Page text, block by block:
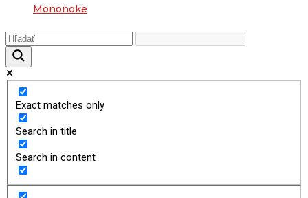
Mononoke
Exact matches only
Search in title
Search in content